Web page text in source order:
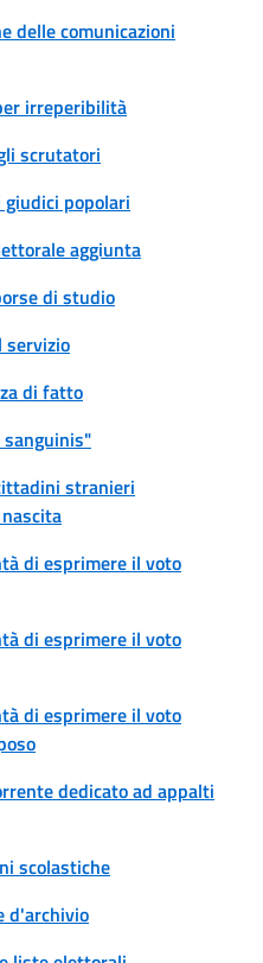
delle comunicazioni
irreperibilità
scrutatori
giudici popolari
aggiunta
di studio
servizio
di fatto
stranieri
di esprimere il voto
di esprimere il voto
di esprimere il voto
dedicato ad appalti
scolastiche
d'archivio